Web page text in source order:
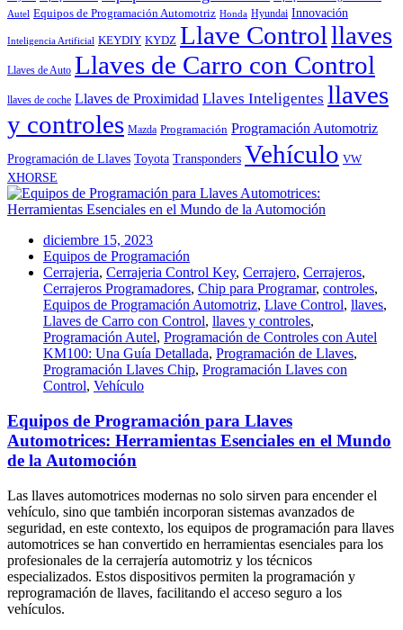
Autel Equipos de Programación Automotriz Honda Hyundai Innovación
Inteligencia Artificial KEYDIY KYDZ Llave Controlllaves
Llaves de Auto Llaves de Carro con Control
llaves de coche Llaves de Proximidad Llaves Inteligentes llaves
y controles Mazda Programación Programación Automotriz
Programación de Llaves Toyota Transponders Vehículo VW
XHORSE
diciembre 15, 2023
Equipos de Programación
Cerrajeria, Cerrajeria Control Key, Cerrajero, Cerrajeros,
Cerrajeros Programadores, Chip para Programar, controles,
Equipos de Programación Automotriz, Llave Control, llaves,
Llaves de Carro con Control, llaves y controles,
Programación Autel, Programación de Controles con Autel
KM100: Una Guía Detallada, Programación de Llaves,
Programación Llaves Chip, Programación Llaves con
Control, Vehículo
Equipos de Programación para Llaves
Automotrices: Herramientas Esenciales en el Mundo
de la Automoción
Las llaves automotrices modernas no solo sirven para encender el
vehículo, sino que también incorporan sistemas avanzados de
seguridad, en este contexto, los equipos de programación para llaves
automotrices se han convertido en herramientas esenciales para los
profesionales de la cerrajería automotriz y los técnicos
especializados. Estos dispositivos permiten la programación y
reprogramación de llaves, facilitando el acceso seguro a los
vehículos.